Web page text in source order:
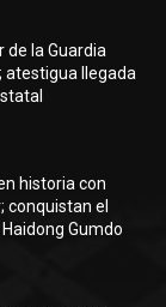
de la Guardia
atestigua llegada
historia con
conquistan el
Gumdo